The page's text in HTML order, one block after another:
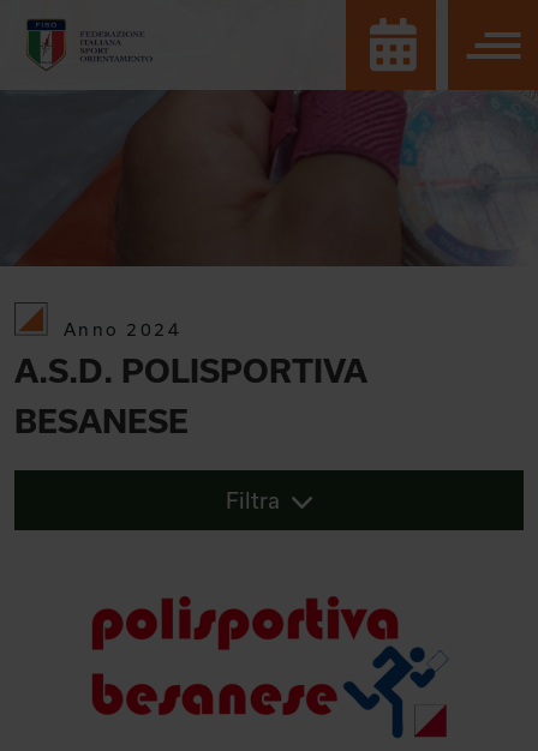
Anno 2024
A.S.D. POLISPORTIVA
BESANESE
Filtra